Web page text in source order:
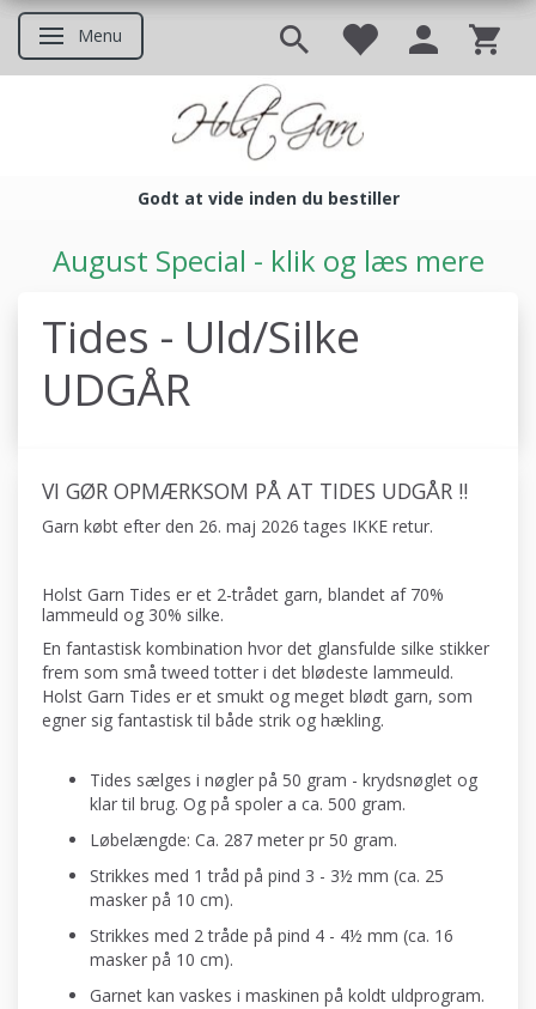
Skifte navigation
Menu
Godt at vide inden du bestiller
August Special - klik og læs mere
Tides - Uld/Silke
UDGÅR
VI GØR OPMÆRKSOM PÅ AT TIDES UDGÅR !!
Garn købt efter den 26. maj 2026 tages IKKE retur.
Holst Garn Tides er et 2-trådet garn, blandet af 70%
lammeuld og 30% silke.
En fantastisk kombination hvor det glansfulde silke stikker
frem som små tweed totter i det blødeste lammeuld.
Holst Garn Tides er et smukt og meget blødt garn, som
egner sig fantastisk til både strik og hækling.
Tides sælges i nøgler på 50 gram - krydsnøglet og
klar til brug. Og på spoler a ca. 500 gram.
Løbelængde: Ca. 287 meter pr 50 gram.
Strikkes med 1 tråd på pind 3 - 3½ mm (ca. 25
masker på 10 cm).
Strikkes med 2 tråde på pind 4 - 4½ mm (ca. 16
masker på 10 cm).
Garnet kan vaskes i maskinen på koldt uldprogram.